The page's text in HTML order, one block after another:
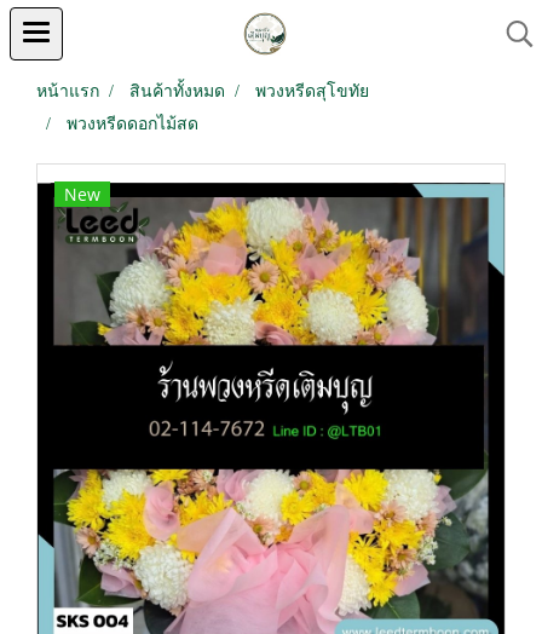
หน้าแรก สินค้าทั้งหมด
พวงหรีดสุโขทัย
พวงหรีดดอกไม้สด
New